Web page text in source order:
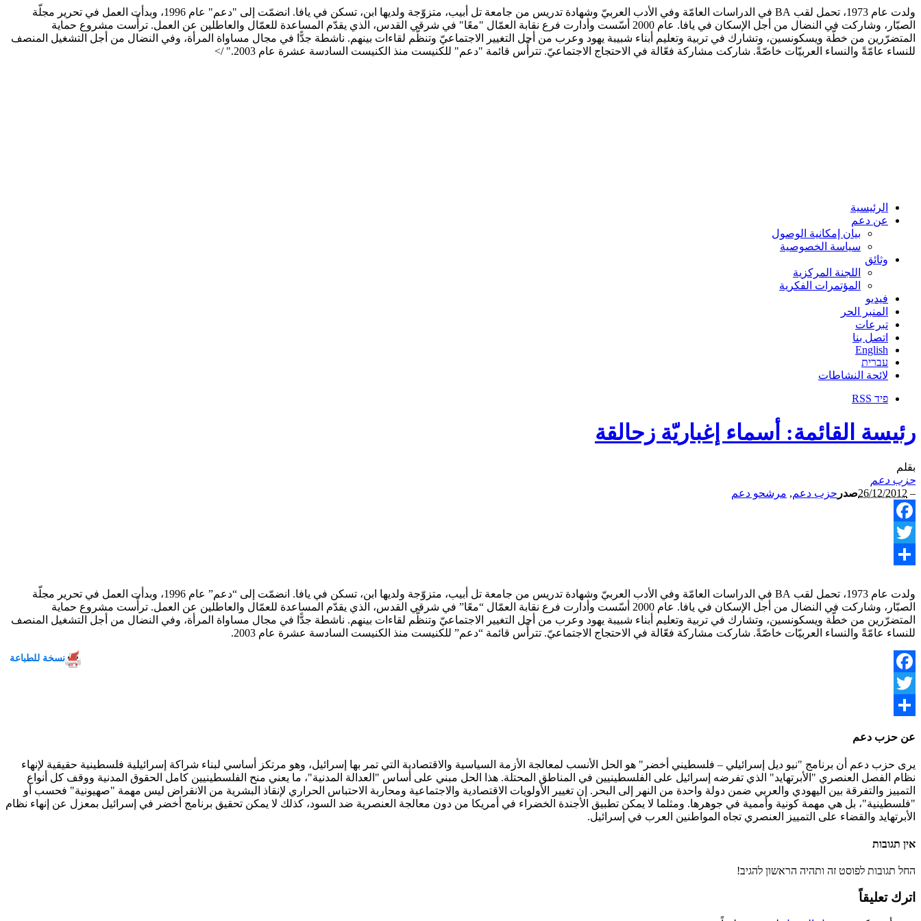
ولدت عام 1973، تحمل لقب BA في الدراسات العامّة وفي الأدب العربيّ وشهادة تدريس من جامعة تل أبيب، متزوّجة ولديها ابن، تسكن في يافا. انضمّت إلى "دعم" عام 1996، وبدأت العمل في تحرير مجلّة
الصبّار، وشاركت في النضال من أجل الإسكان في يافا. عام 2000 أسّست وأدارت فرع نقابة العمّال "معًا" في شرقي القدس، الذي يقدّم المساعدة للعمّال والعاطلين عن العمل. ترأّست مشروع حماية
المتضرّرين من خطّة ويسكونسين، وتشارك في تربية وتعليم أبناء شبيبة يهود وعرب من أجل التغيير الاجتماعيّ وتنظّم لقاءات بينهم. ناشطة جدًّا في مجال مساواة المرأة، وفي النضال من أجل التشغيل المنصف
للنساء عامّةً والنساء العربيّات خاصّةً. شاركت مشاركة فعّالة في الاحتجاج الاجتماعيّ. تترأّس قائمة "دعم" للكنيست منذ الكنيست السادسة عشرة عام 2003." />
الرئيسية
عن دعم
بيان إمكانية الوصول
سياسة الخصوصية
وثائق
اللجنة المركزية
المؤتمرات الفكرية
فيديو
المنبر الحر
تبرعات
اتصل بنا
English
עברית
لائحة النشاطات
פיד RSS
رئيسة القائمة: أسماء إغباريّة زحالقة
بقلم
حزب دعم
–
26/12/2012صدر حزب دعم, مرشحو دعم
Facebook
Twitter
ولدت عام 1973، تحمل لقب BA في الدراسات العامّة وفي الأدب العربيّ وشهادة تدريس من جامعة تل أبيب، متزوّجة ولديها ابن، تسكن في يافا. انضمّت إلى “دعم” عام 1996، وبدأت العمل في تحرير مجلّة
الصبّار، وشاركت في النضال من أجل الإسكان في يافا. عام 2000 أسّست وأدارت فرع نقابة العمّال “معًا” في شرقي القدس، الذي يقدّم المساعدة للعمّال والعاطلين عن العمل. ترأّست مشروع حماية
المتضرّرين من خطّة ويسكونسين، وتشارك في تربية وتعليم أبناء شبيبة يهود وعرب من أجل التغيير الاجتماعيّ وتنظّم لقاءات بينهم. ناشطة جدًّا في مجال مساواة المرأة، وفي النضال من أجل التشغيل المنصف
للنساء عامّةً والنساء العربيّات خاصّةً. شاركت مشاركة فعّالة في الاحتجاج الاجتماعيّ. تترأّس قائمة “دعم” للكنيست منذ الكنيست السادسة عشرة عام 2003.
نسخة للطباعة
Facebook
Twitter
عن حزب دعم
يرى حزب دعم أن برنامج "نيو ديل إسرائيلي – فلسطيني أخضر" هو الحل الأنسب لمعالجة الأزمة السياسية والاقتصادية التي تمر بها إسرائيل، وهو مرتكز أساسي لبناء شراكة إسرائيلية فلسطينية حقيقية لإنهاء
نظام الفصل العنصري "الأبرتهايد" الذي تفرضه إسرائيل على الفلسطينيين في المناطق المحتلة. هذا الحل مبني على أساس "العدالة المدنية"، ما يعني منح الفلسطينيين كامل الحقوق المدنية ووقف كل أنواع
التمييز والتفرقة بين اليهودي والعربي ضمن دولة واحدة من النهر إلى البحر. إن تغيير الأولويات الاقتصادية والاجتماعية ومحاربة الاحتباس الحراري لإنقاذ البشرية من الانقراض ليس مهمة "صهيونية" فحسب أو
"فلسطينية"، بل هي مهمة كونية وأممية في جوهرها. ومثلما لا يمكن تطبيق الأجندة الخضراء في أمريكا من دون معالجة العنصرية ضد السود، كذلك لا يمكن تحقيق برنامج أخضر في إسرائيل بمعزل عن إنهاء نظام
الأبرتهايد والقضاء على التمييز العنصري تجاه المواطنين العرب في إسرائيل.
אין תגובות
החל תגובות לפוסט זה ותהיה הראשון להגיב!
اترك تعليقاً